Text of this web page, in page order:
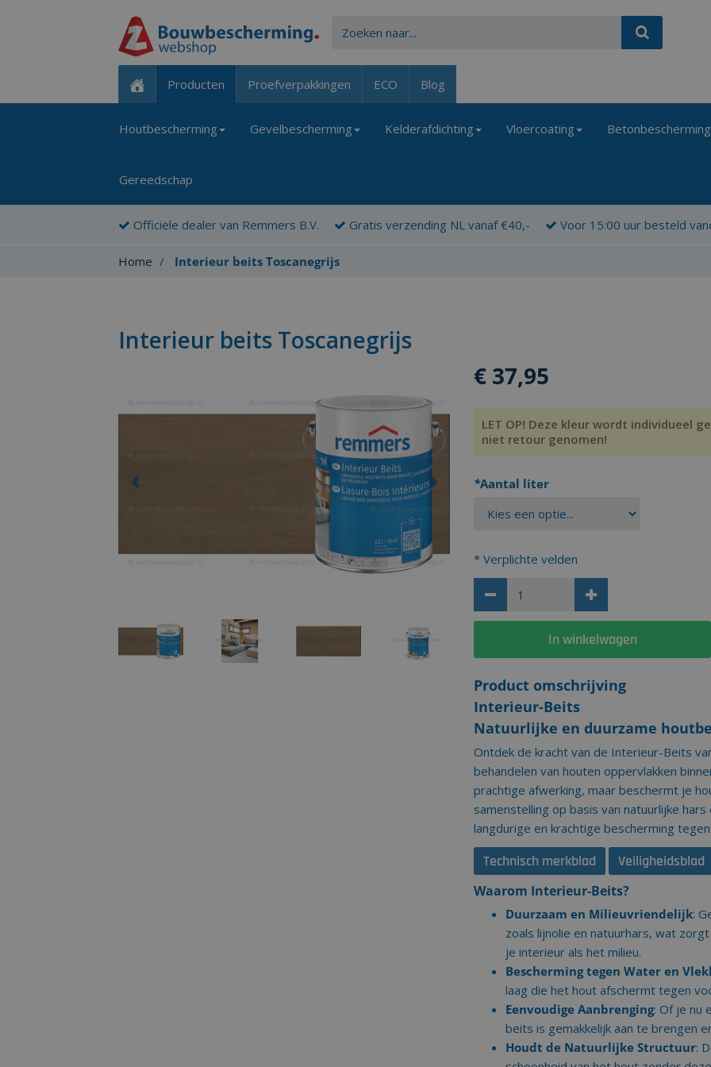
Producten Proefverpakkingen ECO Blog
Houtbescherming Gevelbescherming Kelderafdichting Vloercoating Betonbescherming
Gereedschap
Officiële dealer van Remmers B.V. Gratis verzending NL vanaf €40,- Voor 15:00 uur besteld
Home Interieur beits Toscanegrijs
Interieur beits Toscanegrijs
Previous Next
€ 37,95
LET OP! Deze kleur wordt individueel
niet retour genomen!
*Aantal liter
* Verplichte velden
In winkelwagen
Product omschrijving
Interieur-Beits
Natuurlijke en duurzame
Ontdek de kracht van de Interieur-Beits
behandelen van houten oppervlakken
prachtige afwerking, maar beschermt je
samenstelling op basis van natuurlijke
langdurige en krachtige bescherming
Technisch merkblad Veiligheidsblad
Waarom Interieur-Beits?
Duurzaam en Milieuvriendelijk:
zoals lijnolie en natuurhars, wat
je interieur als het milieu.
Bescherming tegen Water en
laag die het hout afschermt tegen
Eenvoudige Aanbrenging: Of je nu
beits is gemakkelijk aan te brengen
Houdt de Natuurlijke Structuur: